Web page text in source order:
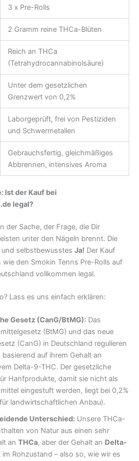
3 x Pre-Rolls
2 Gramm reine THCa-Blüten
Reich an THCa
(Tetrahydrocannabinolsäure)
Unter dem gesetzlichen
Grenzwert von 0,2%
Laborgeprüft, frei von Pestiziden
und Schwermetallen
Gebrauchsfertig, gleichmäßiges
Abbrennen, intensives Aroma
Ist der Kauf bei
legal?
der Sache, der Frage, die Dir
unter den Nägeln brennt. Die
selbstbewusstes Ja! Der Kauf
den Smokin Tenns Pre-Rolls auf
vollkommen legal.
Lass es uns einfach erklären:
Gesetz (CanG/BtMG):Das
(BtMG) und das neue
(CanG) in Deutschland regulieren
auf ihrem Gehalt an
Delta-9-THC. Der gesetzliche
Hanfprodukte, damit sie nicht als
eingestuft werden, liegt bei 0,2%
landwirtschaftlichen Anbau).
Unterschied:Unsere THCa-
von Natur aus einen sehr
an THCa, aber der Gehalt an Delta-
im Rohzustand – also so, wie wir es